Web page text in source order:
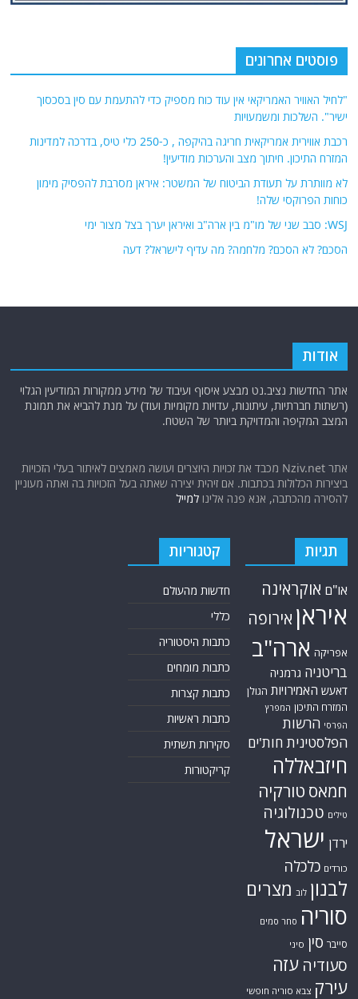
פוסטים אחרונים
"לחיל האוויר האמריקאי אין עוד כוח מספיק כדי להתעמת עם סין בסכסוך
ישיר". השלכות ומשמעויות
רכבת אווירית אמריקאית חריגה בהיקפה , כ-250 כלי טיס, בדרכה למדינות
המזרח התיכון. חיתוך מצב והערכות מודיעין!
לא מוותרת על תעודת הביטוח של המשטר: איראן מסרבת להפסיק מימון
כוחות הפרוקסי שלה!
WSJ: סבב שני של מו"מ בין ארה"ב ואיראן יערך בצל מצור ימי
הסכם? לא הסכם? מלחמה? מה עדיף לישראל? דעה
אודות
אתר החדשות נציב.נט מבצע איסוף ועיבוד של מידע ממקורות המודיעין הגלוי
(רשתות חברתיות, עיתונות, עדויות מקומיות ועוד) על מנת להביא את תמונת
המצב המקיפה והמדויקת ביותר של השטח.
אתר Nziv.net מכבד את זכויות היוצרים ועושה מאמצים לאיתור בעלי הזכויות
ביצירות הכלולות בכתבות. אם זיהית יצירה שאתה בעל הזכויות בה ואתה מעוניין
להסירה מהכתבה, אנא פנה אלינולמייל
תגיות
או"ם אוקראינה
איראן אירופה
אפריקה ארה"ב
בריטניה גרמניה
דאעש האמירויות הגולן
המזרח התיכון המפרץ
הפרסי הרשות
הפלסטינית חות'ים
חיזבאללה
חמאס טורקיה
טילים טכנולוגיה
ירדן ישראל
כורדים כלכלה
לבנון לוב מצרים
סוריה סחר סמים
סייבר סין סיני
סעודיה עזה
עירק צבא סוריה חופשי
קטגוריות
חדשות מהעולם
כללי
כתבות היסטוריה
כתבות מומחים
כתבות קצרות
כתבות ראשיות
סקירות תשתית
קריקטורות